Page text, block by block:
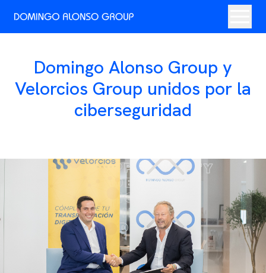
Domingo Alonso Group y
Velorcios Group unidos por la
ciberseguridad